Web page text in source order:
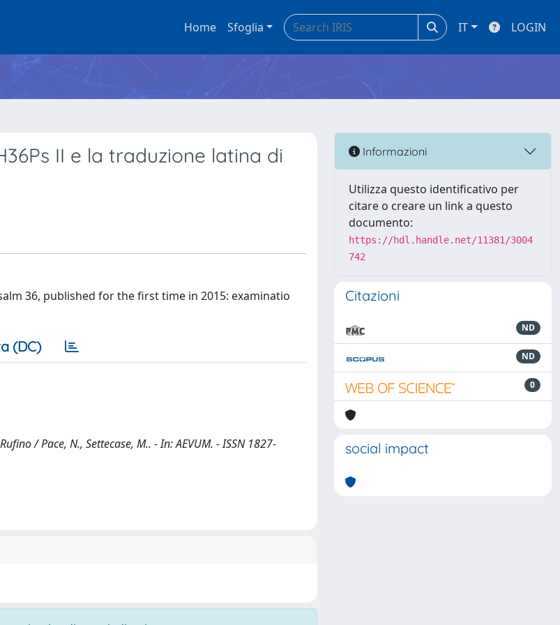
Home Sfoglia IT LOGIN
II e la traduzione latina di
36, published for the first time in 2015: examinatio
(DC)
/ Pace, N., Settecase, M.. - In: AEVUM. - ISSN 1827-
Informazioni
Utilizza questo identificativo per
citare o creare un link a questo
documento:
https://hdl.handle.net/11381/3004
742
Citazioni
ND
ND
0
social impact